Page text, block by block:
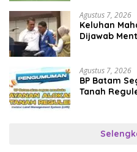
Agustus 7, 2026
Keluhan
Dijawab
Agustus 7, 2026
BP Batam
Tanah